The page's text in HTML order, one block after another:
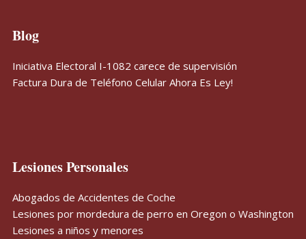
Blog
Iniciativa Electoral I-1082 carece de supervisión
Factura Dura de Teléfono Celular Ahora Es Ley!
Lesiones Personales
Abogados de Accidentes de Coche
Lesiones por mordedura de perro en Oregon o Washington
Lesiones a niños y menores